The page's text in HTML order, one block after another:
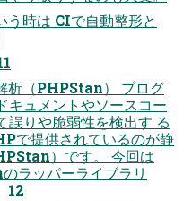
時は CIで自動整形と
（PHPStan） プログ
キュメントやソースコー
誤りや脆弱性を検出す る
で提供されているのが静
）です。 今回は
ラッパーライブラリ
12